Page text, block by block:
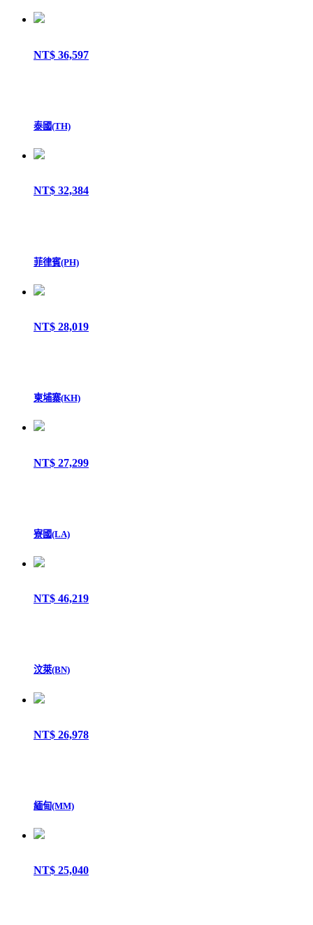
NT$ 36,597
泰國(TH)
NT$ 32,384
菲律賓(PH)
NT$ 28,019
柬埔寨(KH)
NT$ 27,299
寮國(LA)
NT$ 46,219
汶萊(BN)
NT$ 26,978
緬甸(MM)
NT$ 25,040